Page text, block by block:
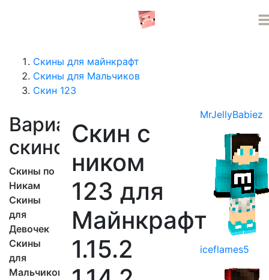
Скины для майнкрафт
Скины для Мальчиков
Скин 123
Варианты
скинов
Скины по
Никам
Скины
для
Девочек
Скины
для
Мальчиков
Скин с
ником
123 для
Майнкрафт
1.15.2
MrJellyBabiez
iceflames5